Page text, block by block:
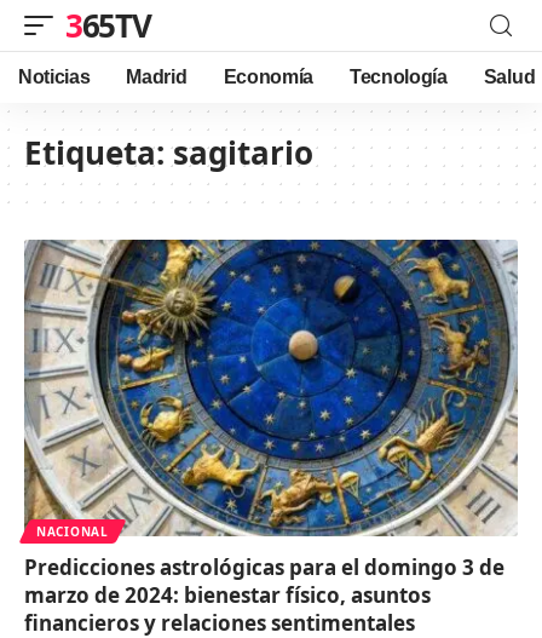
365TV
Noticias Madrid Economía Tecnología Salud
Etiqueta:sagitario
NACIONAL
Predicciones astrológicas para el domingo 3 de
marzo de 2024: bienestar físico, asuntos
financieros y relaciones sentimentales